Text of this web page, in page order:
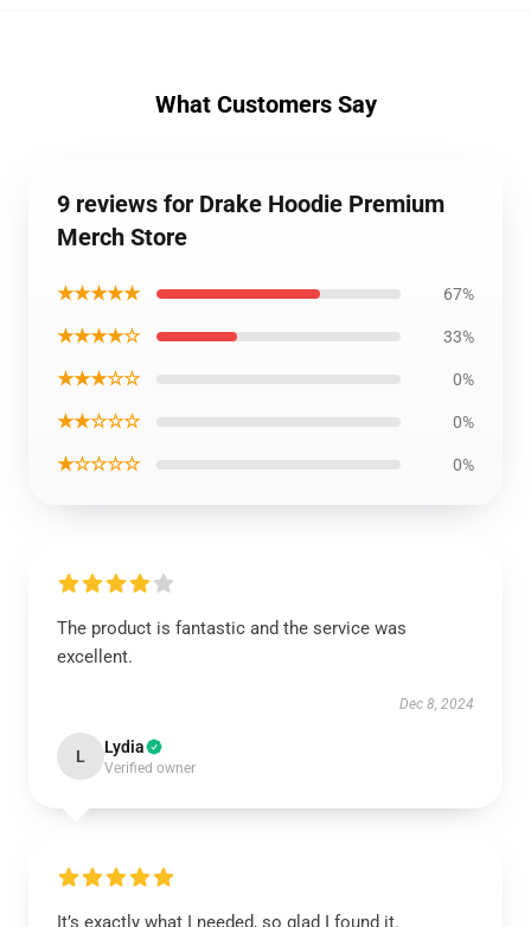
What Customers Say
9 reviews for Drake Hoodie Premium
Merch Store
★★★★★ 67%
★★★★☆ 33%
★★★☆☆ 0%
★★☆☆☆ 0%
★☆☆☆☆ 0%
The product is fantastic and the service was
excellent.
Dec 8, 2024
L Lydia
Verified owner
It’s exactly what I needed, so glad I found it.